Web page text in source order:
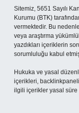
Sitemiz, 5651 Sayılı
Kurumu (BTK)
vermektedir. Bu
veya araştırma
yazdıkları içeriklerin
sorumluluğu kabul etmiş
Hukuka ve yasal
içerikleri,
ilgili içerikler yasal süre